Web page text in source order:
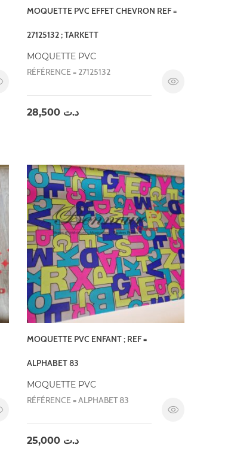
MOQUETTE PVC EFFET CHEVRON REF =
27125132 ; TARKETT
MOQUETTE PVC
RÉFÉRENCE = 27125132
د.ت
MOQUETTE PVC ENFANT ; REF =
ALPHABET 83
MOQUETTE PVC
RÉFÉRENCE = ALPHABET 83
د.ت